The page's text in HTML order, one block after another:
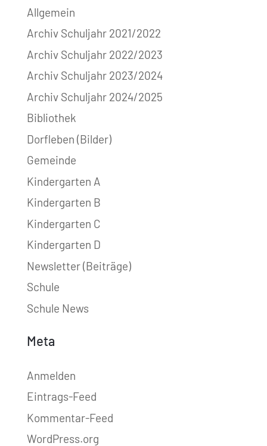
Allgemein
Archiv Schuljahr 2021/2022
Archiv Schuljahr 2022/2023
Archiv Schuljahr 2023/2024
Archiv Schuljahr 2024/2025
Bibliothek
Dorfleben (Bilder)
Gemeinde
Kindergarten A
Kindergarten B
Kindergarten C
Kindergarten D
Newsletter (Beiträge)
Schule
Schule News
Meta
Anmelden
Eintrags-Feed
Kommentar-Feed
WordPress.org